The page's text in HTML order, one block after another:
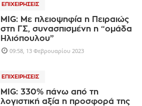
ΕΠΙΧΕΙΡΉΣΕΙΣ
MIG: Με πλειοψηφία η Πειραιώς
στη ΓΣ, συνασπισμένη η “ομάδα
Ηλιόπουλου”
09:58, 13 Φεβρουαρίου 2023
ΕΠΙΧΕΙΡΉΣΕΙΣ
MIG: 330% πάνω από τη
λογιστική αξία η προσφορά της